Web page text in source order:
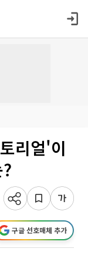
리얼'이
구글 선호매체 추가